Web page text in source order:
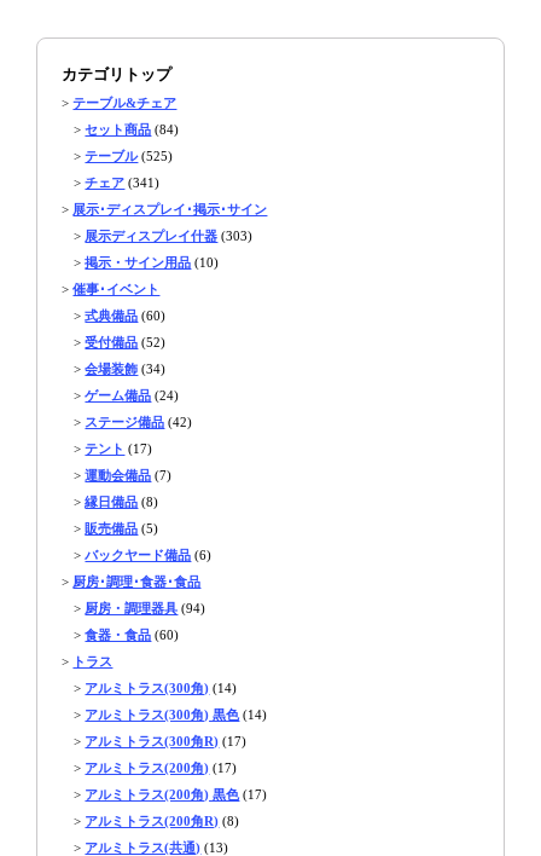
カテゴリトップ
>テーブル&チェア
>セット商品 (84)
>テーブル(525)
>チェア (341)
> 展示･ディスプレイ･掲示･サイン
> 展示ディスプレイ什器 (303)
>掲示・サイン用品 (10)
>催事･イベント
>式典備品 (60)
>受付備品 (52)
>会場装飾 (34)
>ゲーム備品 (24)
> ステージ備品 (42)
>テント (17)
>運動会備品 (7)
>縁日備品 (8)
> 販売備品 (5)
>バックヤード備品 (6)
> 厨房･調理･食器･食品
> 厨房・調理器具 (94)
>食器・食品 (60)
> トラス
> アルミトラス(300角) (14)
> アルミトラス(300角) 黒色 (14)
> アルミトラス(300角R) (17)
> アルミトラス(200角) (17)
> アルミトラス(200角) 黒色 (17)
> アルミトラス(200角R) (8)
> アルミトラス(共通) (13)